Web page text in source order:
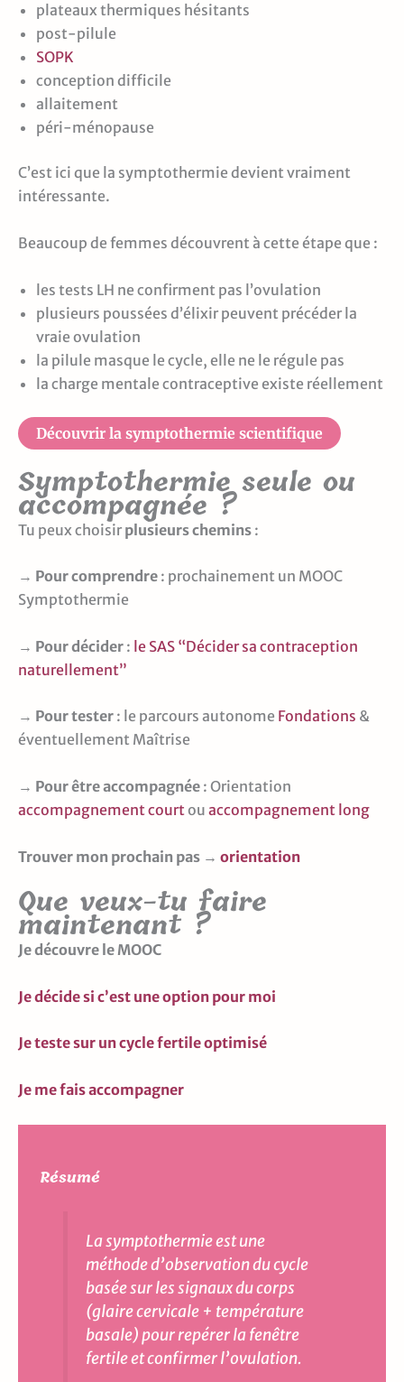
plateaux thermiques hésitants
post-pilule
SOPK
conception difficile
allaitement
péri-ménopause
C’est ici que la symptothermie devient vraiment
intéressante.
Beaucoup de femmes découvrent à cette étape que :
les tests LH ne confirment pas l’ovulation
plusieurs poussées d’élixir peuvent précéder la
vraie ovulation
la pilule masque le cycle, elle ne le régule pas
la charge mentale contraceptive existe réellement
Découvrir la symptothermie scientifique
Symptothermie seule ou
accompagnée ?
Tu peux choisir plusieurs chemins :
→ Pour comprendre : prochainement un MOOC
Symptothermie
→ Pour décider : le SAS “Décider sa contraception
naturellement”
→ Pour tester : le parcours autonome Fondations &
éventuellement Maîtrise
→ Pour être accompagnée : Orientation
accompagnement court ou accompagnement long
Trouver mon prochain pas → orientation
Que veux-tu faire
maintenant ?
Je découvre le MOOC
Je décide si c’est une option pour moi
Je teste sur un cycle fertile optimisé
Je me fais accompagner
Résumé
La symptothermie est une
méthode d’observation du cycle
basée sur les signaux du corps
(glaire cervicale + température
basale) pour repérer la fenêtre
fertile et confirmer l’ovulation.